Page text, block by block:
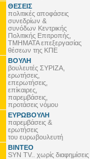
ΘΕΣΕΙΣ
πολιτικές αποφάσεις
συνεδρίων &
συνόδων Κεντρικής
Πολιτικής Επιτροπής,
ΤΜΗΜΑΤΑ επεξεργασίας
θέσεων της ΚΠΕ
ΒΟΥΛΗ
βουλευτές ΣΥΡΙΖΑ,
ερωτήσεις,
επερωτήσεις,
επίκαιρες,
παρεμβάσεις,
προτάσεις νόμου
ΕΥΡΩΒΟΥΛΗ
παρεμβάσεις &
ερωτήσεις
του ευρωβουλευτή
ΒΙΝΤΕΟ
SYN TV.. χωρίς διαφημίσεις